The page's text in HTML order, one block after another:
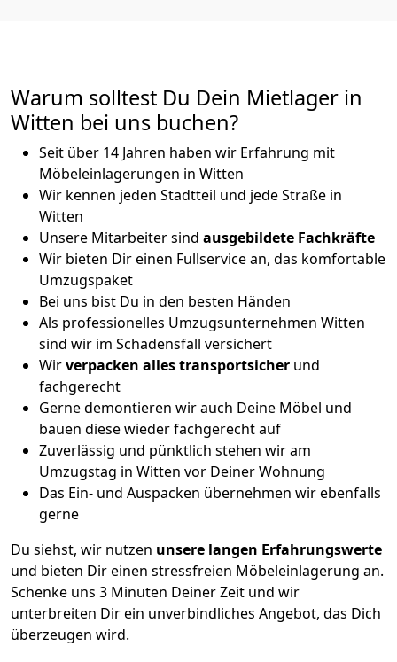
Warum solltest Du Dein Mietlager in
Witten bei uns buchen?
Seit über 14 Jahren haben wir Erfahrung mit
Möbeleinlagerungen in Witten
Wir kennen jeden Stadtteil und jede Straße in
Witten
Unsere Mitarbeiter sind ausgebildete Fachkräfte
Wir bieten Dir einen Fullservice an, das komfortable
Umzugspaket
Bei uns bist Du in den besten Händen
Als professionelles Umzugsunternehmen Witten
sind wir im Schadensfall versichert
Wirverpacken alles transportsicher und
fachgerecht
Gerne demontieren wir auch Deine Möbel und
bauen diese wieder fachgerecht auf
Zuverlässig und pünktlich stehen wir am
Umzugstag in Witten vor Deiner Wohnung
Das Ein- und Auspacken übernehmen wir ebenfalls
gerne
Du siehst, wir nutzen unsere langen Erfahrungswerte
und bieten Dir einen stressfreien Möbeleinlagerung an.
Schenke uns 3 Minuten Deiner Zeit und wir
unterbreiten Dir ein unverbindliches Angebot, das Dich
überzeugen wird.